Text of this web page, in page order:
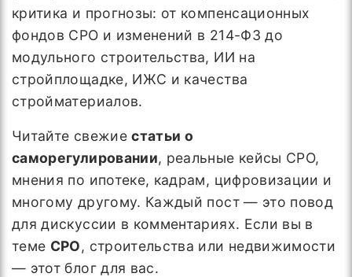
критика и прогнозы: от компенсационных
фондов СРО и изменений в 214-ФЗ до
модульного строительства, ИИ на
стройплощадке, ИЖС и качества
стройматериалов.
Читайте свежиестатьи о
саморегулировании, реальные кейсы СРО,
мнения по ипотеке, кадрам, цифровизации и
многому другому. Каждый пост — это повод
для дискуссии в комментариях. Если вы в
теме СРО, строительства или недвижимости
— этот блог для вас.